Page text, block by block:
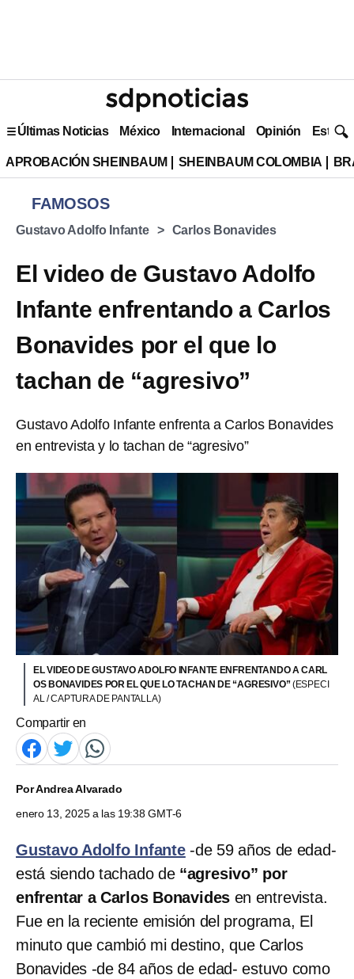
Últimas Noticias México Internacional Opinión Estilo
APROBACIÓN SHEINBAUM SHEINBAUM COLOMBIA
FAMOSOS
Gustavo Adolfo Infante Carlos Bonavides
El video de Gustavo Adolfo
Infante enfrentando a Carlos
Bonavides por el que lo
tachan de “agresivo”
Gustavo Adolfo Infante enfrenta a Carlos Bonavides
en entrevista y lo tachan de “agresivo”
EL VIDEO DE GUSTAVO ADOLFO INFANTE ENFRENTANDO A CARL
OS BONAVIDES POR EL QUE LO TACHAN DE “AGRESIVO”(ESPECI
AL / CAPTURA DE PANTALLA)
Compartir en
PorAndrea Alvarado
enero 13, 2025 a las 19:38 GMT-6
Gustavo Adolfo Infante-de 59 años de edad-
está siendo tachado de “agresivo” por
enfrentar a Carlos Bonavides en entrevista.
Fue en la reciente emisión del programa, El
minuto que cambió mi destino, que Carlos
Bonavides -de 84 años de edad- estuvo como